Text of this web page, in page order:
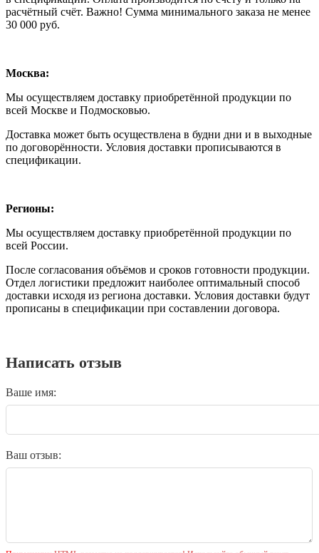
расчётный счёт. Важно! Сумма минимального заказа не менее
30 000 руб.
Москва:
Мы осуществляем доставку приобретённой продукции по
всей Москве и Подмосковью.
Доставка может быть осуществлена в будни дни и в выходные
по договорённости. Условия доставки прописываются в
спецификации.
Регионы:
Мы осуществляем доставку приобретённой продукции по
всей России.
После согласования объёмов и сроков готовности продукции.
Отдел логистики предложит наиболее оптимальный способ
доставки исходя из региона доставки. Условия доставки будут
прописаны в спецификации при составлении договора.
Написать отзыв
Ваше имя:
Ваш отзыв: